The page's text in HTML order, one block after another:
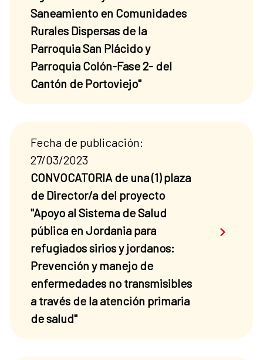
Saneamiento en Comunidades
Rurales Dispersas de la
Parroquia San Plácido y
Parroquia Colón-Fase 2- del
Cantón de Portoviejo"
Fecha de publicación:
27/03/2023
CONVOCATORIA de una (1) plaza
de Director/a del proyecto
"Apoyo al Sistema de Salud
pública en Jordania para
refugiados sirios y jordanos:
Prevención y manejo de
enfermedades no transmisibles
a través de la atención primaria
de salud"
Saber